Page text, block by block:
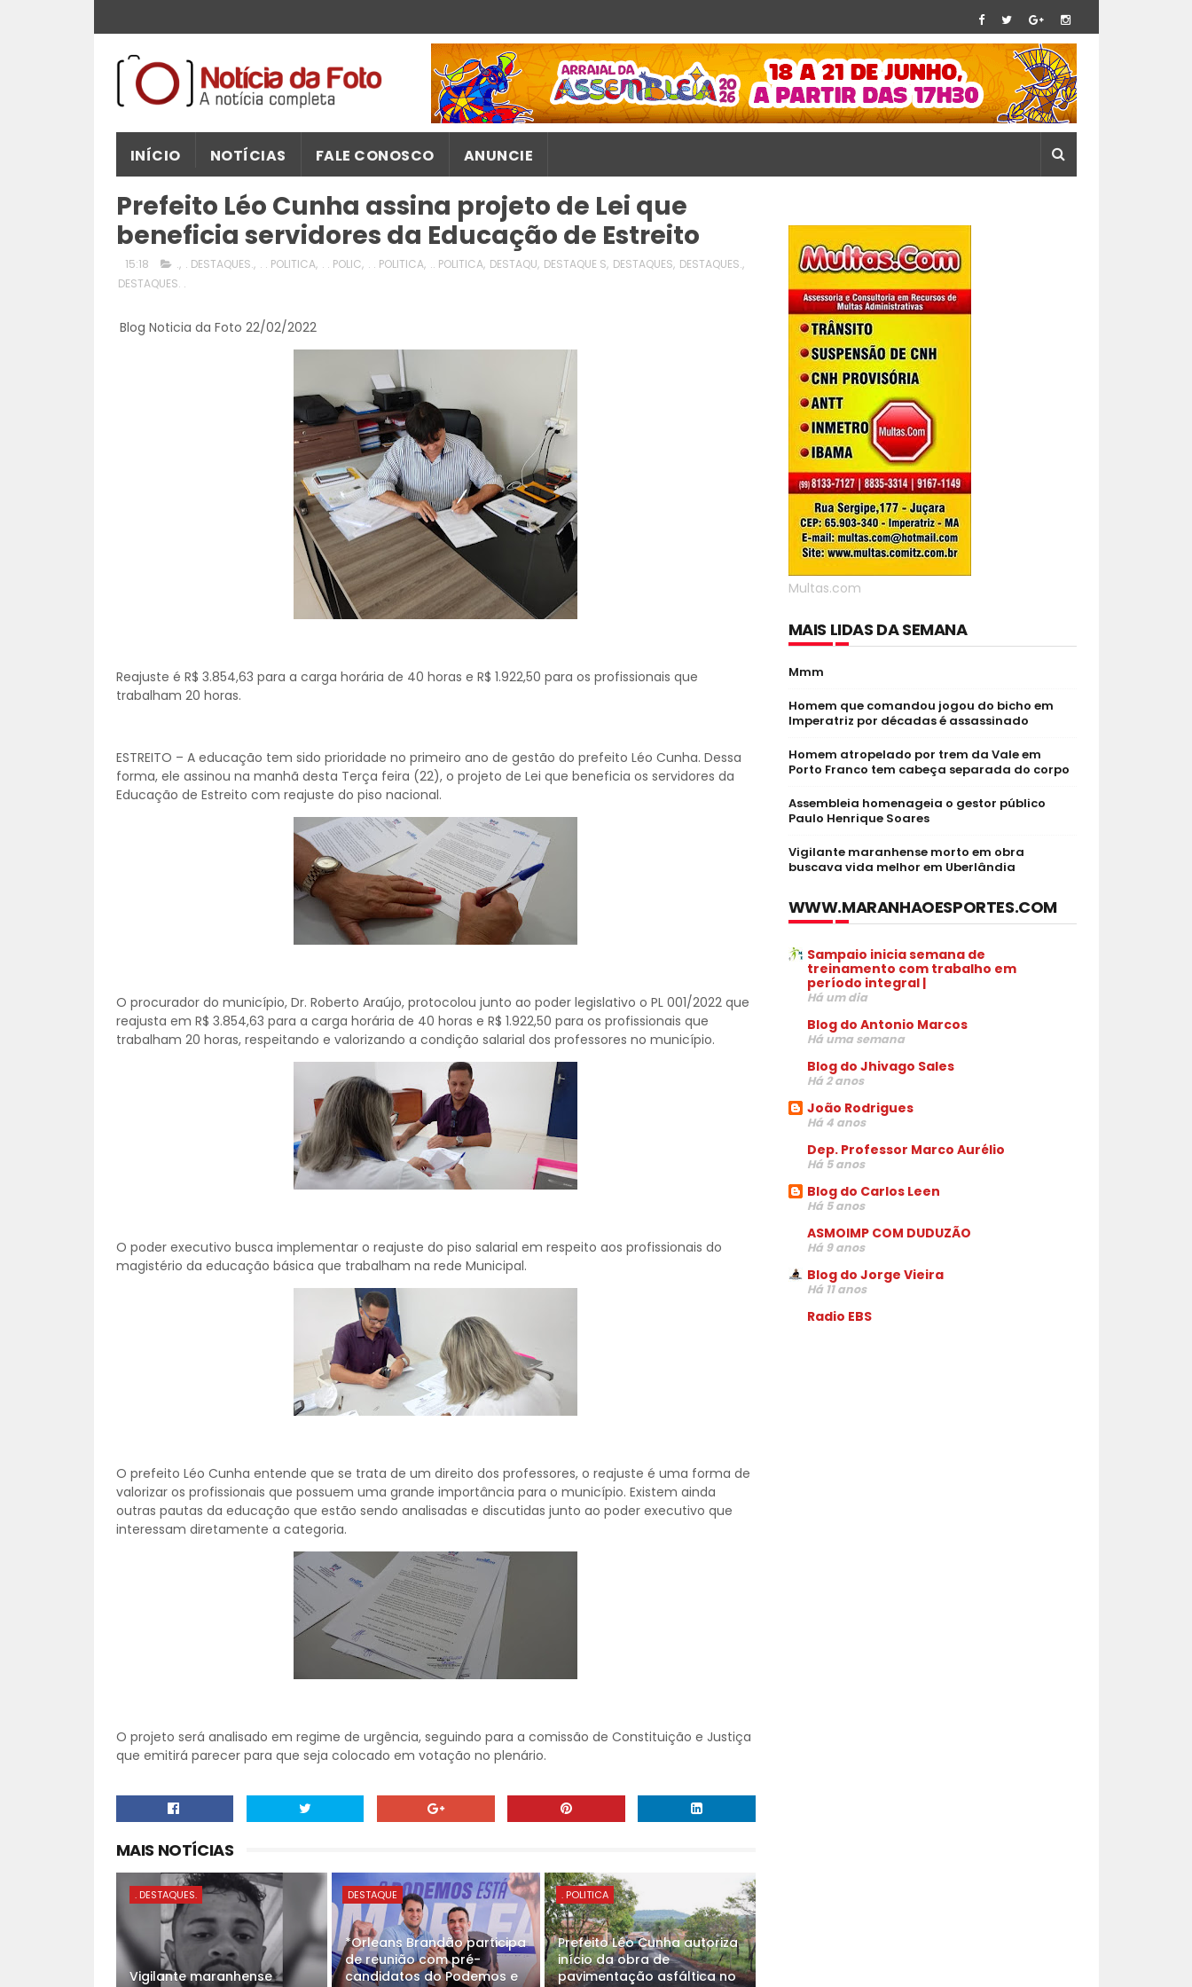
INÍCIO NOTÍCIAS FALE CONOSCO ANUNCIE
Prefeito Léo Cunha assina projeto de Lei que
beneficia servidores da Educação de Estreito
15:18 ., . DESTAQUES., . . POLITICA, . . POLIC, . . POLITICA, .. POLITICA, DESTAQU, DESTAQUE S, DESTAQUES, DESTAQUES.,
DESTAQUES. .
Blog Noticia da Foto 22/02/2022
Reajuste é R$ 3.854,63 para a carga horária de 40 horas e R$ 1.922,50 para os profissionais que
trabalham 20 horas.
ESTREITO – A educação tem sido prioridade no primeiro ano de gestão do prefeito Léo Cunha. Dessa
forma, ele assinou na manhã desta Terça feira (22), o projeto de Lei que beneficia os servidores da
Educação de Estreito com reajuste do piso nacional.
O procurador do município, Dr. Roberto Araújo, protocolou junto ao poder legislativo o PL 001/2022 que
reajusta em R$ 3.854,63 para a carga horária de 40 horas e R$ 1.922,50 para os profissionais que
trabalham 20 horas, respeitando e valorizando a condição salarial dos professores no município.
O poder executivo busca implementar o reajuste do piso salarial em respeito aos profissionais do
magistério da educação básica que trabalham na rede Municipal.
O prefeito Léo Cunha entende que se trata de um direito dos professores, o reajuste é uma forma de
valorizar os profissionais que possuem uma grande importância para o município. Existem ainda
outras pautas da educação que estão sendo analisadas e discutidas junto ao poder executivo que
interessam diretamente a categoria.
O projeto será analisado em regime de urgência, seguindo para a comissão de Constituição e Justiça
que emitirá parecer para que seja colocado em votação no plenário.
MAIS NOTÍCIAS
. DESTAQUES.
Vigilante maranhense
DESTAQUE
*Orleans Brandão participa
de reunião com pré-
candidatos do Podemos e
. POLITICA
Prefeito Léo Cunha autoriza
início da obra de
pavimentação asfáltica no
Multas.com
MAIS LIDAS DA SEMANA
Mmm
Homem que comandou jogou do bicho em
Imperatriz por décadas é assassinado
Homem atropelado por trem da Vale em
Porto Franco tem cabeça separada do corpo
Assembleia homenageia o gestor público
Paulo Henrique Soares
Vigilante maranhense morto em obra
buscava vida melhor em Uberlândia
WWW.MARANHAOESPORTES.COM
Sampaio inicia semana de
treinamento com trabalho em
período integral |
Há um dia
Blog do Antonio Marcos
Há uma semana
Blog do Jhivago Sales
Há 2 anos
João Rodrigues
Há 4 anos
Dep. Professor Marco Aurélio
Há 5 anos
Blog do Carlos Leen
Há 5 anos
ASMOIMP COM DUDUZÃO
Há 9 anos
Blog do Jorge Vieira
Há 11 anos
Radio EBS